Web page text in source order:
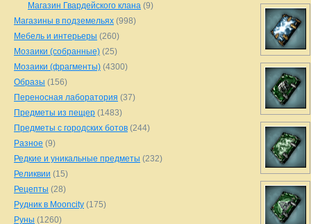
Магазин Гвардейского клана (9)
Магазины в подземельях (998)
Мебель и интерьеры (260)
Мозаики (собранные) (25)
Мозаики (фрагменты) (4300)
Образы (156)
Переносная лаборатория (37)
Предметы из пещер (1483)
Предметы с городских ботов (244)
Разное (9)
Редкие и уникальные предметы (232)
Реликвии (15)
Рецепты (28)
Рудник в Mooncity (175)
Руны (1260)